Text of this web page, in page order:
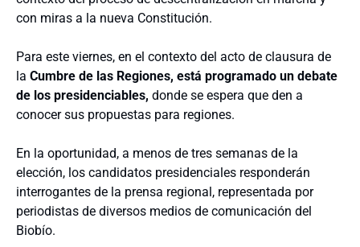
con miras a la nueva Constitución.
Para este viernes, en el contexto del acto de clausura de
la Cumbre de las Regiones, está programado un debate
de los presidenciables, donde se espera que den a
conocer sus propuestas para regiones.
En la oportunidad, a menos de tres semanas de la
elección, los candidatos presidenciales responderán
interrogantes de la prensa regional, representada por
periodistas de diversos medios de comunicación del
Biobío.